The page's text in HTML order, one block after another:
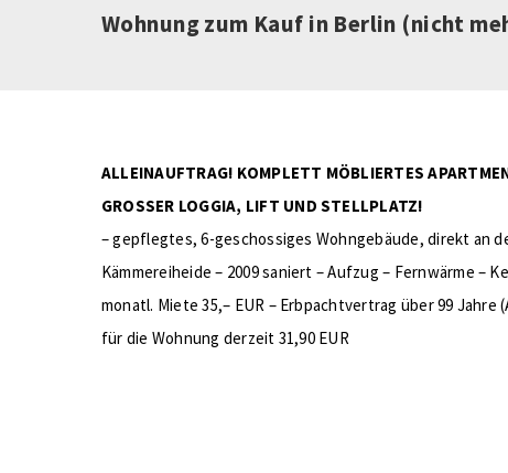
Wohnung zum Kauf in Berlin (nicht
ALLEINAUFTRAG! KOMPLETT MÖBLIERTES
GROSSER LOGGIA, LIFT UND STELLPLATZ!
– gepflegtes, 6-geschossiges Wohngebäude, direkt an
Kämmereiheide – 2009 saniert – Aufzug – Fernwärme –
monatl. Miete 35,– EUR – Erbpachtvertrag über 99 Jahre
für die Wohnung derzeit 31,90 EUR